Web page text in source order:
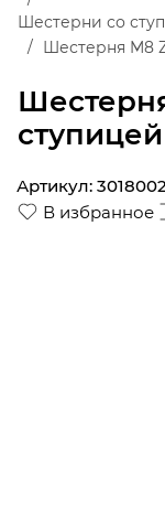
Шестерни со
Шестерня M8
В избранное
Артикул: